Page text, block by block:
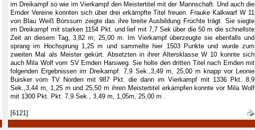
im Dreikampf so wie im Vierkampf den Meistertitel mit der Mannschaft. Und auch die
Emder Vereine konnten sich über drei erkämpfte Titel freuen. Frauke Kalkwarf W 11
von Blau Weiß Borssum zeigte das ihre breite Ausbildung Früchte trägt. Sie siegte
im Dreikampf mit starken 1154 Pkt. und lief mit 7,7 Sek über die 50 m die schnellste
Zeit an diesem Tag, 3,82 m; 25,00 m. Im Vierkampf überzeugte sie ebenfalls und
sprang im Hochsprung 1,25 m und sammelte hier 1503 Punkte und wurde zum
zweiten Mal als Meister gekürt. Absetzten in ihrer Altersklasse W 10 konnte sich
auch Mila Wolf vom SV Emden Harsweg. Sie holte den dritten Titel nach Emden mit
folgenden Ergebnissen im Dreikampf: 7,9 Sek.,3,49 m, 25,00 m knapp vor Leonie
Buisker vom TV Norden mit 987 Pkt. die dann im Vierkampf mit 1336 Pkt. 8,9
Sek.,3,44 m, 1,25 m und 25,50 m ihren Meistertitel erkämpfen konnte vor Mila Wolf
mit 1300 Pkt. Pkt. 7,9 Sek., 3,49 m, 1,05m, 25,00 m .
[6121]